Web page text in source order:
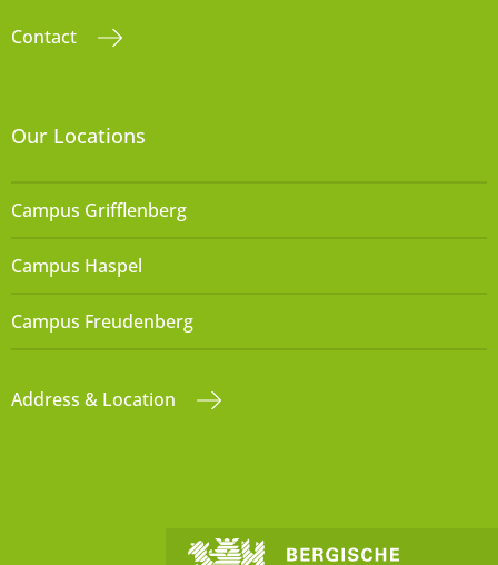
Contact
Our Locations
Campus Grifflenberg
Campus Haspel
Campus Freudenberg
Address & Location